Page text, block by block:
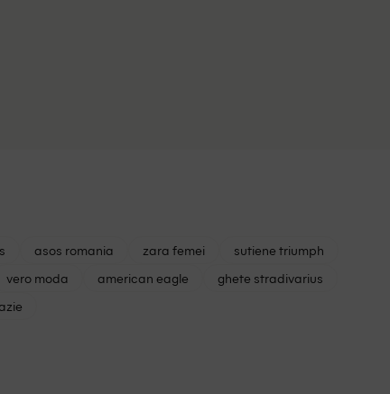
asos romania zara femei
sutiene triumph
vero moda american eagle
ghete stradivarius